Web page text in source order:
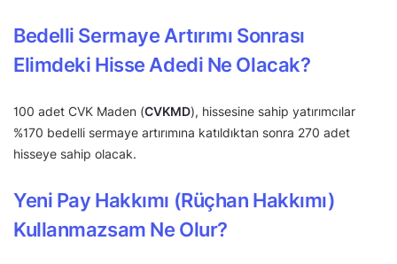
Bedelli Sermaye Artırımı Sonrası
Elimdeki Hisse Adedi Ne Olacak?
100 adet CVK Maden (CVKMD), hissesine sahip yatırımcılar
%170 bedelli sermaye artırımına katıldıktan sonra 270 adet
hisseye sahip olacak.
Yeni Pay Hakkımı (Rüçhan Hakkımı)
Kullanmazsam Ne Olur?